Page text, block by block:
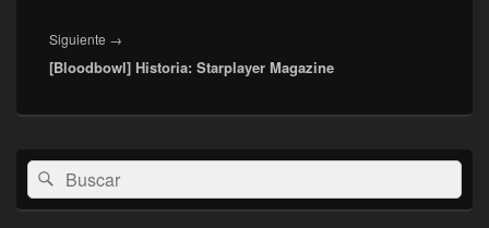
Siguiente →
siguiente:
[Bloodbowl] Historia: Starplayer Magazine
área
de
widget
Buscar
por:
Buscar